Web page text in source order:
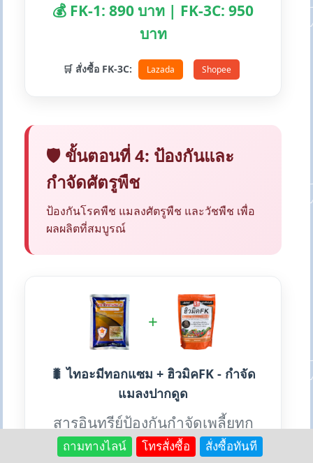
💰 FK-1: 890 บาท | FK-3C: 950
บาท
🛒 สั่งซื้อ FK-3C: Lazada Shopee
🛡️ ขั้นตอนที่ 4: ป้องกันและ
กำจัดศัตรูพืช
ป้องกันโรคพืช แมลงศัตรูพืช และวัชพืช เพื่อ
ผลผลิตที่สมบูรณ์
+
🐛 ไทอะมีทอกแซม + ฮิวมิคFK - กำจัด
แมลงปากดูด
สารอินทรีย์ป้องกันกำจัดเพลี้ยทุก
ชนิด แมลงปากดูด หนอนชอนใบ
ถามทางไลน์ โทรสั่งซื้อ สั่งซื้อทันที